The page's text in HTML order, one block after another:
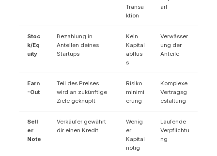
Transa
ktion
arf
Stoc
k/Eq
uity
Bezahlung in
Anteilen deines
Startups
Kein
Kapital
abflus
s
Verwässer
ung der
Anteile
Earn
-Out
Teil des Preises
wird an zukünftige
Ziele geknüpft
Risiko
minimi
erung
Komplexe
Vertragsg
estaltung
Sell
er
Note
Verkäufer gewährt
dir einen Kredit
Wenig
er
Kapital
nötig
Laufende
Verpflichtu
ng